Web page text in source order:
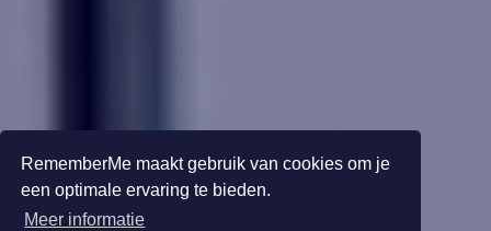
RememberMe maakt gebruik van cookies om je
een optimale ervaring te bieden.
Meer informatie